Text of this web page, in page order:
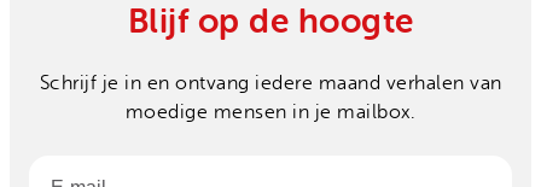
Blijf op de hoogte
Schrijf je in en ontvang iedere maand verhalen van
moedige mensen in je mailbox.